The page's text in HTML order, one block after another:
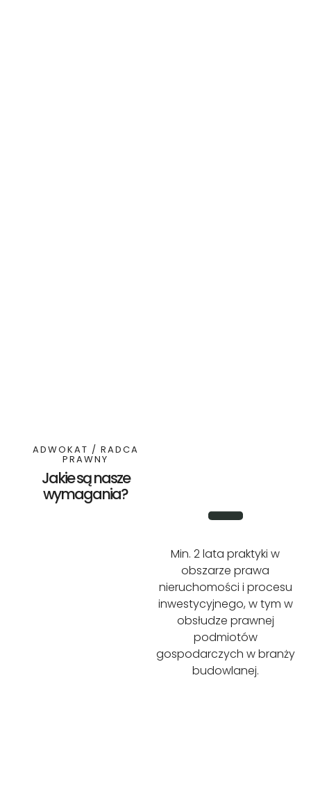
ADWOKAT / RADCA
PRAWNY
Jakie są nasze
wymagania?
Min. 2 lata praktyki w
obszarze prawa
nieruchomości i procesu
inwestycyjnego, w tym w
obsłudze prawnej
podmiotów
gospodarczych w branży
budowlanej.